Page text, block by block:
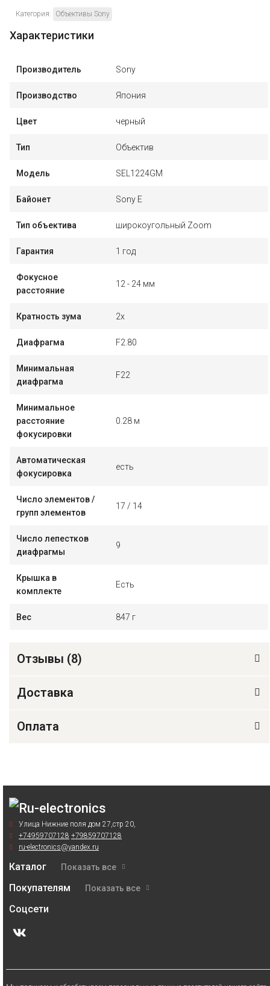
Категория: Объективы Sony
Характеристики
Производитель Sony
Производство Япония
Цвет черный
Тип Объектив
Модель SEL1224GM
Байонет Sony E
Тип объектива широкоугольный Zoom
Гарантия 1 год
Фокусное
расстояние
12 - 24 мм
Кратность зума 2x
Диафрагма F2.80
Минимальная
диафрагма
F22
Минимальное
расстояние
фокусировки
0.28 м
Автоматическая
фокусировка
есть
Число элементов /
групп элементов
17 / 14
Число лепестков
диафрагмы
9
Крышка в
комплекте
Есть
Вес 847 г
Отзывы (8)
Доставка
Оплата
Улица Нижние поля дом 27,стр 20,
+74959707128 +79859707128
ru-electronics@yandex.ru
Каталог Показать все
Покупателям Показать все
Соцсети